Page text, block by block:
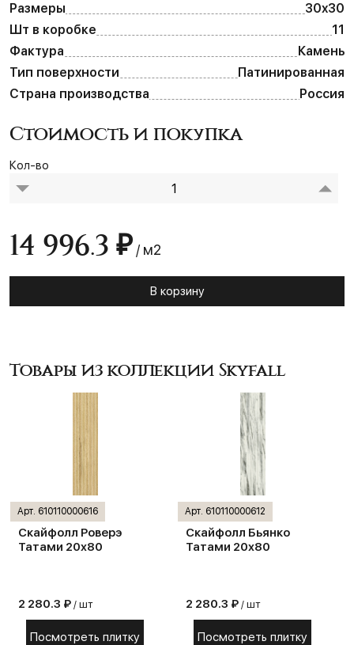
Размеры
30х30
Шт в коробке
11
Фактура
Камень
Тип поверхности
Патинированная
Страна производства
Россия
Стоимость и покупка
14 996.3 ₽ / м2
Кол-во
В корзину
Товары из коллекции Skyfall
Арт. 610110000616
Скайфолл Роверэ
Татами 20х80
2 280.3 ₽ / шт
Посмотреть плитку
Арт. 610110000612
Скайфолл Бьянко
Татами 20х80
2 280.3 ₽ / шт
Посмотреть плитку